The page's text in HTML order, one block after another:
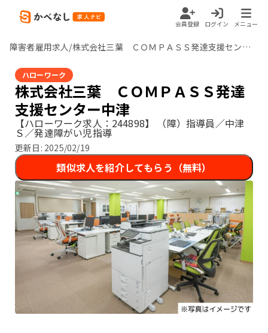
会員登録 ログイン メニュー
障害者雇用求人/株式会社三葉 ＣＯＭＰＡＳＳ発達支援センター中津/大分県
ハローワーク
株式会社三葉 ＣＯＭＰＡＳＳ発達
支援センター中津
【ハローワーク求人：244898】 （障）指導員／中津
Ｓ／発達障がい児指導
更新日: 2025/02/19
類似求人を紹介してもらう（無料）